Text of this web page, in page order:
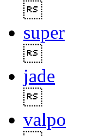
super
jade
valpo